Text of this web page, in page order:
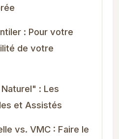
: Pour votre
de votre
: Les
et Assistés
vs. VMC : Faire le